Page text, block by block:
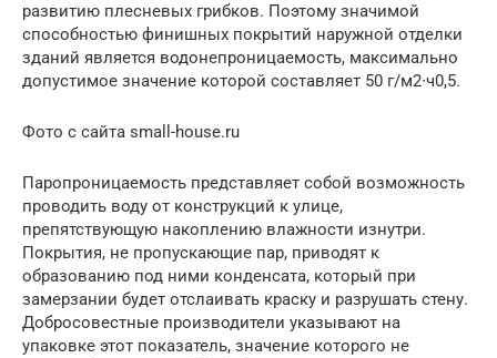
развитию плесневых грибков. Поэтому значимой
способностью финишных покрытий наружной отделки
зданий является водонепроницаемость, максимально
допустимое значение которой составляет 50 г/м2∙ч0,5.
Фото с сайта small-house.ru
Паропроницаемость представляет собой возможность
проводить воду от конструкций к улице,
препятствующую накоплению влажности изнутри.
Покрытия, не пропускающие пар, приводят к
образованию под ними конденсата, который при
замерзании будет отслаивать краску и разрушать стену.
Добросовестные производители указывают на
упаковке этот показатель, значение которого не